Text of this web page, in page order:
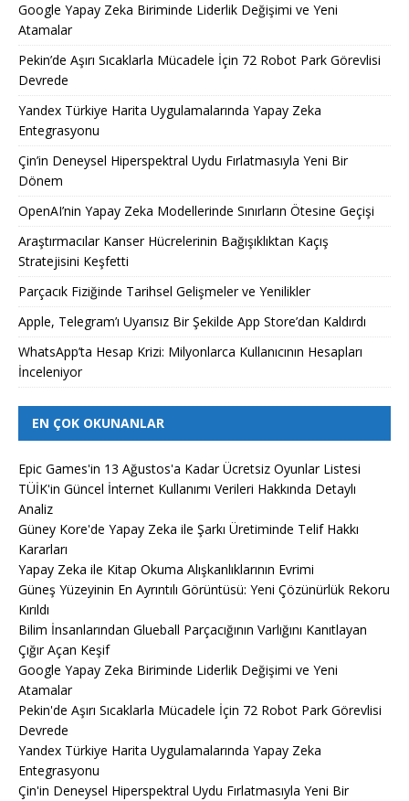
Google Yapay Zeka Biriminde Liderlik Değişimi ve Yeni
Atamalar
Pekin’de Aşırı Sıcaklarla Mücadele İçin 72 Robot Park Görevlisi
Devrede
Yandex Türkiye Harita Uygulamalarında Yapay Zeka
Entegrasyonu
Çin’in Deneysel Hiperspektral Uydu Fırlatmasıyla Yeni Bir
Dönem
OpenAI’nin Yapay Zeka Modellerinde Sınırların Ötesine Geçişi
Araştırmacılar Kanser Hücrelerinin Bağışıklıktan Kaçış
Stratejisini Keşfetti
Parçacık Fiziğinde Tarihsel Gelişmeler ve Yenilikler
Apple, Telegram’ı Uyarısız Bir Şekilde App Store’dan Kaldırdı
WhatsApp’ta Hesap Krizi: Milyonlarca Kullanıcının Hesapları
İnceleniyor
EN ÇOK OKUNANLAR
Epic Games'in 13 Ağustos'a Kadar Ücretsiz Oyunlar Listesi
TÜİK'in Güncel İnternet Kullanımı Verileri Hakkında Detaylı
Analiz
Güney Kore'de Yapay Zeka ile Şarkı Üretiminde Telif Hakkı
Kararları
Yapay Zeka ile Kitap Okuma Alışkanlıklarının Evrimi
Güneş Yüzeyinin En Ayrıntılı Görüntüsü: Yeni Çözünürlük Rekoru
Kırıldı
Bilim İnsanlarından Glueball Parçacığının Varlığını Kanıtlayan
Çığır Açan Keşif
Google Yapay Zeka Biriminde Liderlik Değişimi ve Yeni
Atamalar
Pekin'de Aşırı Sıcaklarla Mücadele İçin 72 Robot Park Görevlisi
Devrede
Yandex Türkiye Harita Uygulamalarında Yapay Zeka
Entegrasyonu
Çin'in Deneysel Hiperspektral Uydu Fırlatmasıyla Yeni Bir